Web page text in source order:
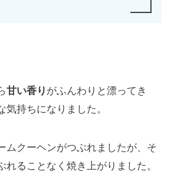
甘い香り がふんわりと漂ってき
気持ちになりました。
ムクーヘンがつぶれましたが、そ
れることなく焼き上がりました。